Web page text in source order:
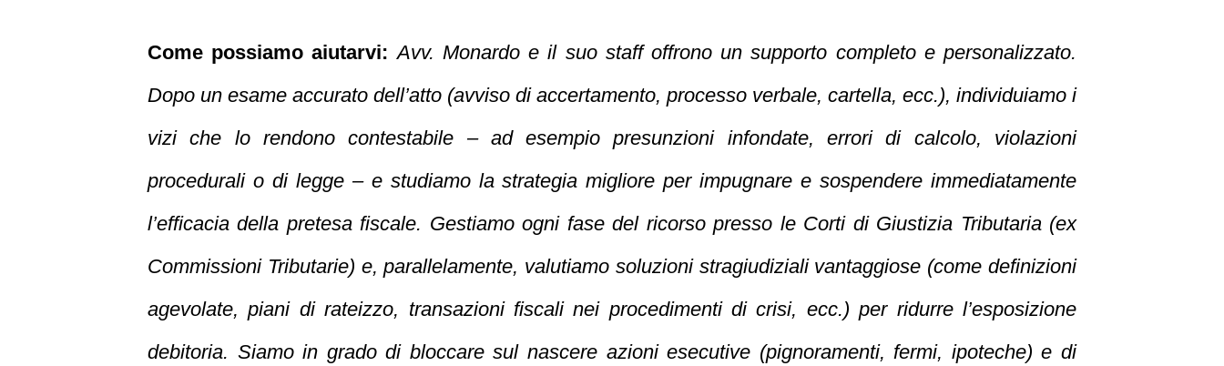
Come possiamo aiutarvi: Avv. Monardo e il suo staff offrono un supporto completo e personalizzato.
Dopo un esame accurato dell’atto (avviso di accertamento, processo verbale, cartella, ecc.), individuiamo i
vizi che lo rendono contestabile – ad esempio presunzioni infondate, errori di calcolo, violazioni
procedurali o di legge – e studiamo la strategia migliore per impugnare e sospendere immediatamente
l’efficacia della pretesa fiscale. Gestiamo ogni fase del ricorso presso le Corti di Giustizia Tributaria (ex
Commissioni Tributarie) e, parallelamente, valutiamo soluzioni stragiudiziali vantaggiose (come definizioni
agevolate, piani di rateizzo, transazioni fiscali nei procedimenti di crisi, ecc.) per ridurre l’esposizione
debitoria. Siamo in grado di bloccare sul nascere azioni esecutive (pignoramenti, fermi, ipoteche) e di